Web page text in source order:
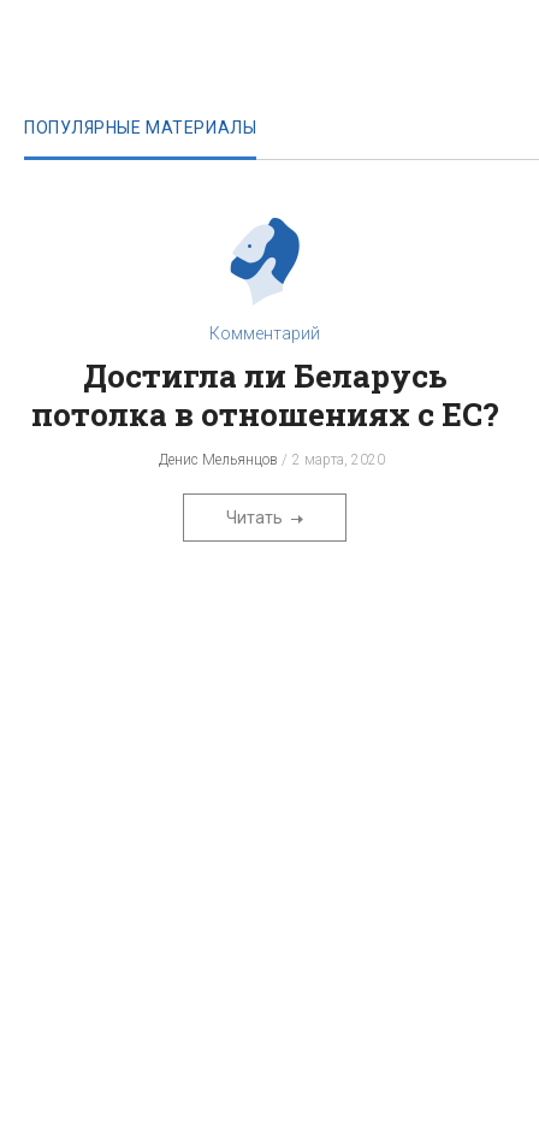
ПОПУЛЯРНЫЕ МАТЕРИАЛЫ
Комментарий
Достигла ли Беларусь
потолка в отношениях с ЕС?
Денис Мельянцов 2 марта, 2020
Читать